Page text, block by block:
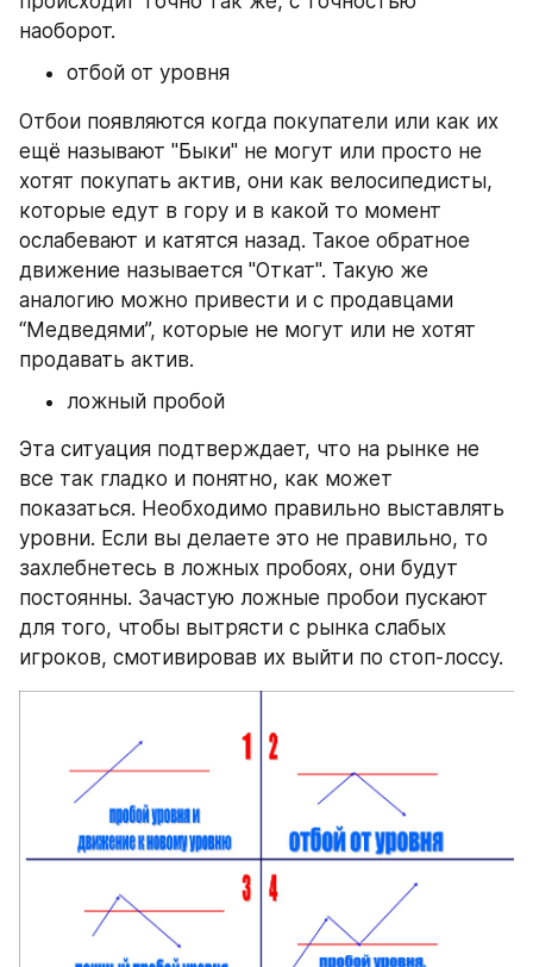
наоборот.
отбой от уровня
Отбои появляются когда покупатели или как их
ещё называют "Быки" не могут или просто не
хотят покупать актив, они как велосипедисты,
которые едут в гору и в какой то момент
ослабевают и катятся назад. Такое обратное
движение называется "Откат". Такую же
аналогию можно привести и с продавцами
“Медведями”, которые не могут или не хотят
продавать актив.
ложный пробой
Эта ситуация подтверждает, что на рынке не
все так гладко и понятно, как может
показаться. Необходимо правильно выставлять
уровни. Если вы делаете это не правильно, то
захлебнетесь в ложных пробоях, они будут
постоянны. Зачастую ложные пробои пускают
для того, чтобы вытрясти с рынка слабых
игроков, смотивировав их выйти по стоп-лоссу.